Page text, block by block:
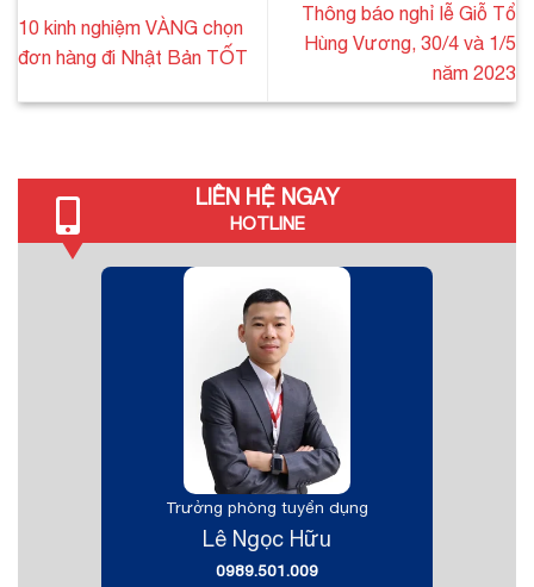
10 kinh nghiệm VÀNG chọn
đơn hàng đi Nhật Bản TỐT
Thông báo nghỉ lễ Giỗ Tổ
Hùng Vương, 30/4 và 1/5
năm 2023
LIÊN HỆ NGAY
HOTLINE
Trưởng phòng tuyển dụng
Lê Ngọc Hữu
0989.501.009